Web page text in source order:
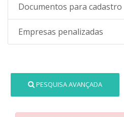
Documentos para cadastro
Empresas penalizadas
PESQUISA AVANÇADA